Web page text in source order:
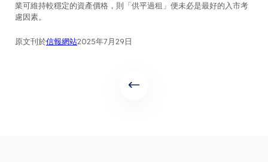
業可維持較穩定的資產價格，則「供平過租」便未必是最好的入市考
慮因素。
原文刊於信報網站2025年7月29日